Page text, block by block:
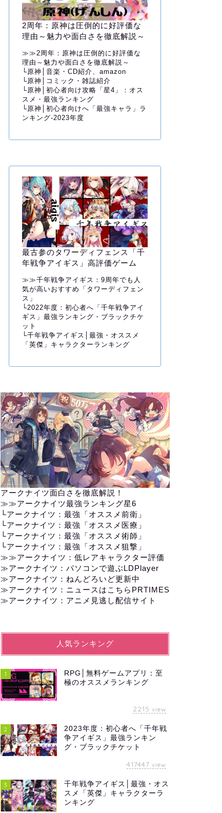
2周年：原神は圧倒的に好評価な
理由～魅力や面白さを徹底解説～
≫≫2周年：原神は圧倒的に好評価な
理由～魅力や面白さを徹底解説～
└原神│音楽・CD紹介、amazon
└原神│コミック・雑誌紹介
└原神│初心者向け攻略「星4」：オス
スメ・最強ランキング
└原神│初心者向けへ「最強キャラ」ラ
ンキング-2023年度
最古参のタワーディフェンス「千
年戦争アイギス」高評価ゲーム
≫≫千年戦争アイギス：9周年でも人
気が高いおすすめ「タワーディフェン
ス」
└2022年度：初心者へ「千年戦争アイ
ギス」最強ランキング・ブラックチケ
ット
└千年戦争アイギス│最強・オススメ
「英傑」キャラクターランキング
アークナイツ面白さを徹底解説！
≫≫アークナイツ最強ランキング星6
└アークナイツ：最強「オススメ前衛」
└アークナイツ：最強「オススメ医療」
└アークナイツ：最強「オススメ術師」
└アークナイツ：最強「オススメ狙撃」
≫≫アークナイツ：低レアキャラクター評価
≫アークナイツ：パソコンで遊ぶLDPlayer
≫アークナイツ：ねんどろいど更新中
≫アークナイツ：ニュースはこちらPRTIMES
≫アークナイツ：アニメ見逃し配信サイト
人気ランキング
1
RPG│無料ゲームアプリ：至
極のオススメランキング
2215 view
2
2023年度：初心者へ「千年戦
争アイギス」最強ランキン
グ・ブラックチケット
417447 view
3
千年戦争アイギス│最強・オス
スメ「英傑」キャラクターラ
ンキング